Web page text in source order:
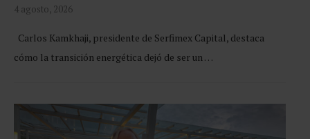
4 agosto, 2026
Carlos Kamkhaji, presidente de Serfimex Capital, destaca
cómo la transición energética dejó de ser un …